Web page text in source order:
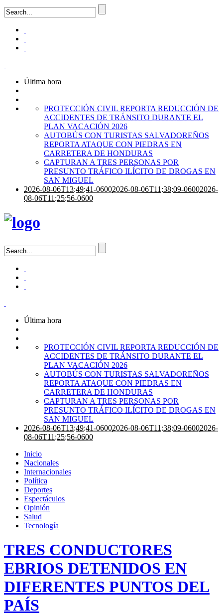
Última hora
PROTECCIÓN CIVIL REPORTA REDUCCIÓN DE
ACCIDENTES DE TRÁNSITO DURANTE EL
PLAN VACACIÓN 2026
AUTOBÚS CON TURISTAS SALVADOREÑOS
REPORTA ATAQUE CON PIEDRAS EN
CARRETERA DE HONDURAS
CAPTURAN A TRES PERSONAS POR
PRESUNTO TRÁFICO ILÍCITO DE DROGAS EN
SAN MIGUEL
2026-08-06T13:49:41-06002026-08-06T11:38:09-06002026-
08-06T11:25:56-0600
Última hora
PROTECCIÓN CIVIL REPORTA REDUCCIÓN DE
ACCIDENTES DE TRÁNSITO DURANTE EL
PLAN VACACIÓN 2026
AUTOBÚS CON TURISTAS SALVADOREÑOS
REPORTA ATAQUE CON PIEDRAS EN
CARRETERA DE HONDURAS
CAPTURAN A TRES PERSONAS POR
PRESUNTO TRÁFICO ILÍCITO DE DROGAS EN
SAN MIGUEL
2026-08-06T13:49:41-06002026-08-06T11:38:09-06002026-
08-06T11:25:56-0600
Inicio
Nacionales
Internacionales
Política
Deportes
Espectáculos
Opinión
Salud
Tecnología
TRES CONDUCTORES
EBRIOS DETENIDOS EN
DIFERENTES PUNTOS DEL
PAÍS